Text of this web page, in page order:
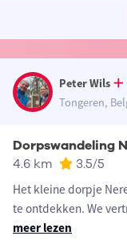
Peter Wils
Tongeren,
Dorpswandeling
4.6 km 3.5/5
Het kleine dorpje
te ontdekken. We
meer lezen